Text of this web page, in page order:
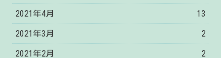
2021年4月 13
2021年3月 2
2021年2月 2